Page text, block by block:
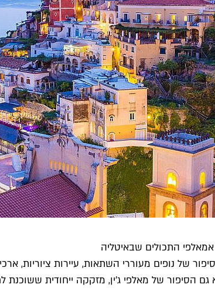
התכולים שבאיטליה
של נופים מעוררי השתאות, עיירות ציוריות,
גם הסיפור של מאלפי ג'ין, מזקקה ייחודית ששוכנת